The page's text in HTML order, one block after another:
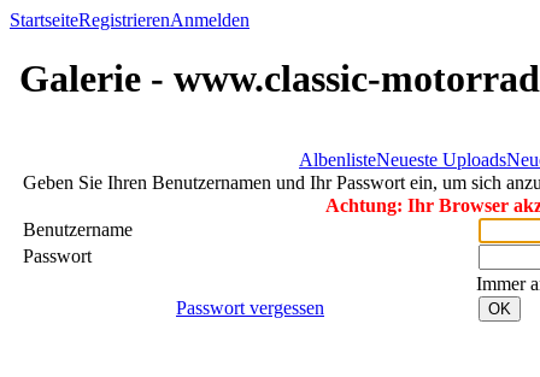
StartseiteRegistrierenAnmelden
Galerie - www.classic-
AlbenlisteNeueste Uploads
Geben Sie Ihren Benutzernamen und Ihr Passwort ein, um sich
Achtung: Ihr Browser
Benutzername
Passwort
Immer
Passwort vergessen
OK